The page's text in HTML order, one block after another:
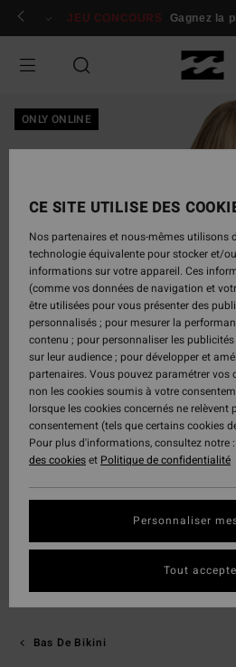
Passer
Se connecter / s'inscrire
JEU CONCOURS Gagnez la
ONLY ONLINE
Bas De Bikini
CE SITE UTILISE DES
Nos partenaires et nous-mêmes utilisons
technologie équivalente pour stocker et/
informations sur votre appareil. Ces
(comme vos données de navigation et
être utilisées pour vous présenter des
personnalisés ; pour mesurer la
contenu ; pour personnaliser les
sur leur audience ; pour développer et
partenaires. Vous pouvez paramétrer vos
non les cookies soumis à votre
lorsque les cookies concernés ne relèvent
consentement (tels que certains cookies
Pour plus d'informations, consultez notre :
des cookieset Politique de confidentialité
Personnaliser
Tout